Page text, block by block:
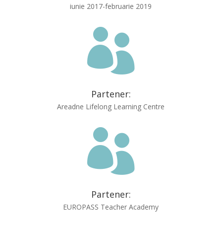
iunie 2017-februarie 2019

Partener:
Areadne Lifelong Learning Centre

Partener:
EUROPASS Teacher Academy